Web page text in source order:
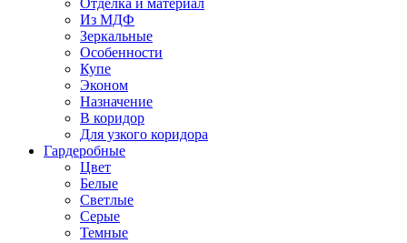
Отделка и материал
Из МДФ
Зеркальные
Особенности
Купе
Эконом
Назначение
В коридор
Для узкого коридора
Гардеробные
Цвет
Белые
Светлые
Серые
Темные